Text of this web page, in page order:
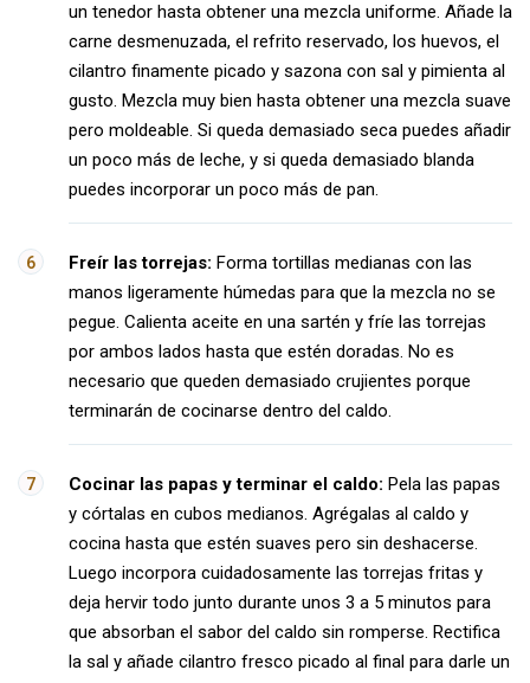
un tenedor hasta obtener una mezcla uniforme. Añade la
carne desmenuzada, el refrito reservado, los huevos, el
cilantro finamente picado y sazona con sal y pimienta al
gusto. Mezcla muy bien hasta obtener una mezcla suave
pero moldeable. Si queda demasiado seca puedes añadir
un poco más de leche, y si queda demasiado blanda
puedes incorporar un poco más de pan.
Freír las torrejas: Forma tortillas medianas con las
manos ligeramente húmedas para que la mezcla no se
pegue. Calienta aceite en una sartén y fríe las torrejas
por ambos lados hasta que estén doradas. No es
necesario que queden demasiado crujientes porque
terminarán de cocinarse dentro del caldo.
Cocinar las papas y terminar el caldo: Pela las papas
y córtalas en cubos medianos. Agrégalas al caldo y
cocina hasta que estén suaves pero sin deshacerse.
Luego incorpora cuidadosamente las torrejas fritas y
deja hervir todo junto durante unos 3 a 5 minutos para
que absorban el sabor del caldo sin romperse. Rectifica
la sal y añade cilantro fresco picado al final para darle un